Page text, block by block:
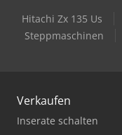
Hitachi Zx 135 Us
Steppmaschinen
Verkaufen
Inserate schalten